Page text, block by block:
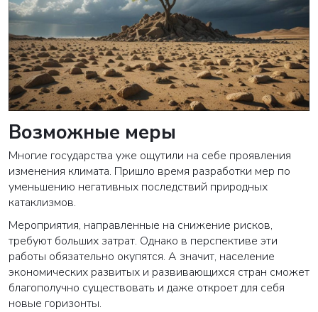
Возможные меры
Многие государства уже ощутили на себе проявления
изменения климата. Пришло время разработки мер по
уменьшению негативных последствий природных
катаклизмов.
Мероприятия, направленные на снижение рисков,
требуют больших затрат. Однако в перспективе эти
работы обязательно окупятся. А значит, население
экономических развитых и развивающихся стран сможет
благополучно существовать и даже откроет для себя
новые горизонты.